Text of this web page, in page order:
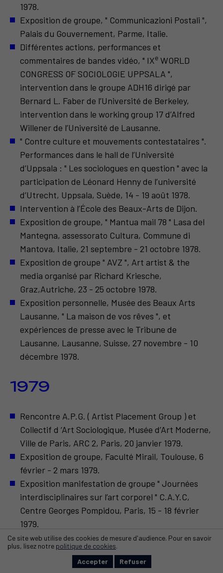
1978.
Exposition de groupe, " Communicazioni Postali ",
Palais du Gouvernement, Parme, Italie.
Différentes actions, performances et
commentaires de bandes vidéo, " IXe WORLD
CONGRESS OF SOCIOLOGIE UPPSALA ",
intervention dans le groupe ADH16 dirigé par
Bernard L. Faber de l’Université de Berkeley,
intervention dans le working group 17 d’Alfred
Willener de l’Université de Lausanne.
" Contre culture et mouvements contestataires ".
Performances dans le hall de l’Université
d’Uppsala : " Les sociologues en question " avec la
participation de Léonard Henny de l’université
d’Utrecht, Uppsala, Suède, 14 - 19 août 1978.
Intervention à l’École des Beaux-Arts de Dijon.
Exposition de groupe, " Mantua mail 78 " Lasa del
Mantegna, assessorato Cultura, Commune di
Mantova, Italie, 21 septembre - 21 octobre 1978.
Exposition de groupe " AVZ ", Art artist & the
media organisé par Richard Kriesche,
Graz,Autriche, 23 - 25 octobre 1978.
Exposition personnelle, Musée des Beaux Arts
Lausanne, " La maison de vos rêves ", et
expériences de presse avec le Tribune de
Lausanne, Lausanne, Suisse, 27 novembre - 10
décembre 1978.
1979
Rencontre A.P.G. ( Artist Placement Group ) et
Collectif d ‘Art Sociologique, Musée d’Art Moderne,
Ville de Paris, ARC 2, Paris, 20 janvier 1979.
Exposition de groupe, Faculté Mirail, Toulouse, 6
février - 2 mars 1979.
Exposition manifestation de groupe " Journées
interdisciplinaires sur l’art corporel " C.A.Y.C,
Centre Georges Pompidou, Paris, 15 - 18 février
1979.
Restany-Forest, " Profil vidéo d’un critique par un
artiste sociologique ", Galerie N.R.A., Paris, 31 mars
Ce site web utilise des cookies de mesure d'audience. Pour en savoir
plus, lisez notre politique de cookies.
Accepter
Refuser